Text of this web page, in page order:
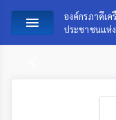
องค์กรภาคีเ
ประชาชนแห่